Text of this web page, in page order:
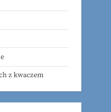
z kwaczem